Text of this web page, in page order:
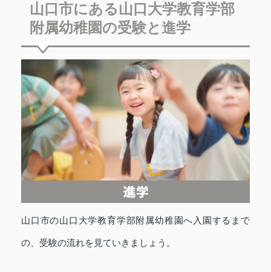
山口市にある山口大学教育学部
附属幼稚園の受験と進学
山口市の山口大学教育学部附属幼稚園へ入園するまで
の、受験の流れを見ていきましょう。